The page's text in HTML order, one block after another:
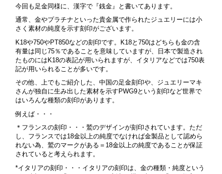
今回も足金同様に、漢字で『銭金』と書いてあります。
通常、金やプラチナといった貴金属で作られたジュエリーには小
さく素材の純度を示す刻印がございます。
K18や750やPT850などの刻印です。K18と750はどちらも金の含
有量は同じ75％であることを意味していますが、日本で製造され
たものにはK18の表記が用いられますが、イタリアなどでは750表
記が用いられることが多いです。
その他、上でもご紹介した、中国の足金刻印や、ジュエリーマキ
さんが独自に生み出した素材を示すPWG9という刻印など世界で
はいろんな種類の刻印があります。
例えば・・・
＊フランスの刻印・・・鷲のデザインが刻印されています。ただ
し、フランスでは18金以上の純度でなければ金製品として認めら
れない為、鷲のマークがある＝18金以上の純度であることが保証
されていると考えられます。
*イタリアの刻印・・・イタリアの刻印は、金の種類・純度という